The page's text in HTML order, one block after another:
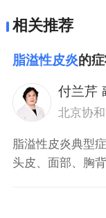
相关推荐
脂溢性皮炎的
付兰芹
北京协
脂溢性皮炎典型
头皮、面部、胸